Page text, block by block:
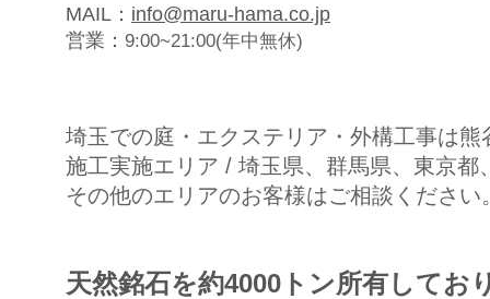
MAIL： info@maru-hama.co.jp
営業： 9:00~21:00(年中無休)
埼玉での庭・エクステリア・外構工事は
施工実施エリア / 埼玉県、群馬県、東京都
その他のエリアのお客様はご相談ください
天然銘石を約4000トン所有してお